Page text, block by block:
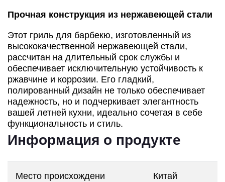
Прочная конструкция из нержавеющей стали
Этот гриль для барбекю, изготовленный из
высококачественной нержавеющей стали,
рассчитан на длительный срок службы и
обеспечивает исключительную устойчивость к
ржавчине и коррозии. Его гладкий,
полированный дизайн не только обеспечивает
надежность, но и подчеркивает элегантность
вашей летней кухни, идеально сочетая в себе
функциональность и стиль.
Информация о продукте
Место происхождени
Китай